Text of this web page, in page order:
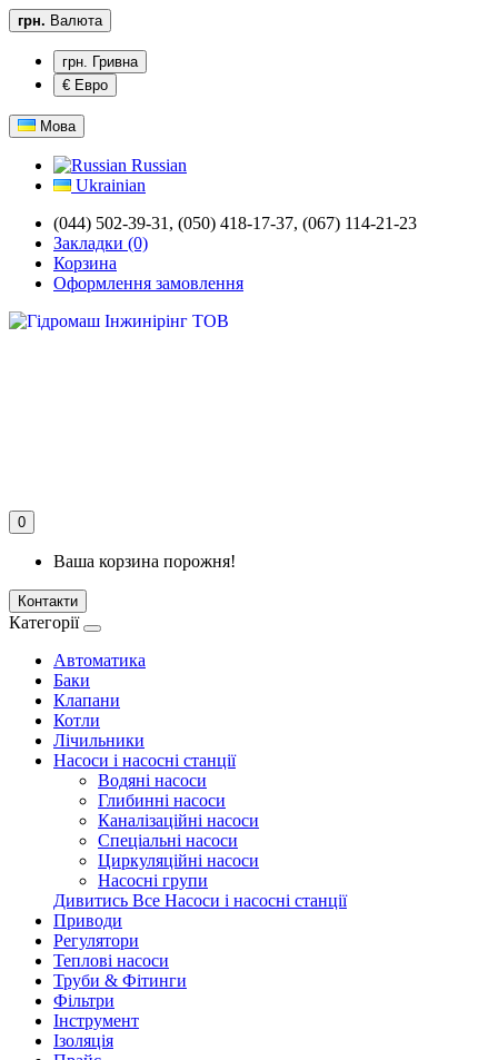
грн. Валюта
грн. Гривна
€ Евро
Мова
Russian
Ukrainian
(044) 502-39-31, (050) 418-17-37, (067) 114-21-23
Закладки (0)
Корзина
Оформлення замовлення
0
Ваша корзина порожня!
Контакти
Категорії
Автоматика
Баки
Клапани
Котли
Лічильники
Насоси і насосні станції
Водяні насоси
Глибинні насоси
Каналізаційні насоси
Спеціальні насоси
Циркуляційні насоси
Насосні групи
Дивитись Все Насоси і насосні станції
Приводи
Регулятори
Теплові насоси
Труби & Фітинги
Фільтри
Інструмент
Ізоляція